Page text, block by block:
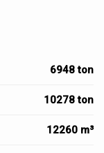
6948 ton
10278 ton
12260 m³